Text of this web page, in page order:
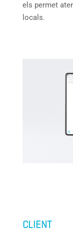
els permet
locals.
CLIENT